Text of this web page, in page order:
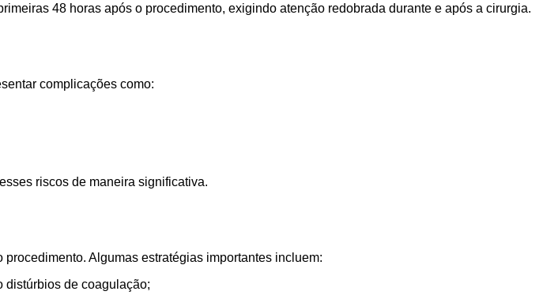
48 horas após o procedimento, exigindo atenção redobrada durante e após a cirurgia.
complicações como:
riscos de maneira significativa.
Algumas estratégias importantes incluem:
distúrbios de coagulação;